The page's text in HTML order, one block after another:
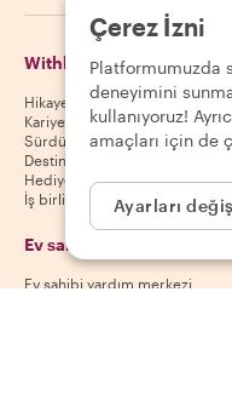
Withlocals Hakkında
Hikayemiz
Kariyer
Sürdürülebilirlik
Destinasyonlar
Hediye kuponları
İş birliği yap
Ev sahipleri
Ev sahibi yardım merkezi
Çerez İzni
Platformumuzda
deneyimini
kullanıyoruz!
amaçları için de
Ayarları